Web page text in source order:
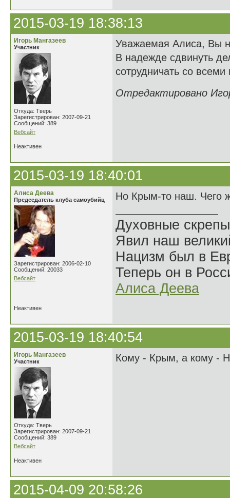
2015-03-19 18:38:13
Игорь Мангазеев
Участник
Откуда: Тверь
Зарегистрирован: 2007-09-21
Сообщений: 389
Вебсайт
Уважаемая Алиса, Вы
В надежде сдвинуть
сотрудничать со
Отредактировано
Неактивен
2015-03-19 18:40:01
Алиса Деева
Председатель клуба самоубийц
Зарегистрирован: 2006-02-10
Сообщений: 20033
Вебсайт
Но Крым-то наш. Чего
Духовные
Явил наш
Нацизм был в
Теперь он в
Алиса Деева
Неактивен
2015-03-19 18:40:54
Игорь Мангазеев
Участник
Откуда: Тверь
Зарегистрирован: 2007-09-21
Сообщений: 389
Вебсайт
Кому - Крым, а кому -
Неактивен
2015-04-09 20:58:26